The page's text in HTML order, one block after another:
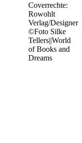
Coverrechte:
Rowohlt
Verlag/Designer
©Foto Silke
Tellers||World
of Books and
Dreams